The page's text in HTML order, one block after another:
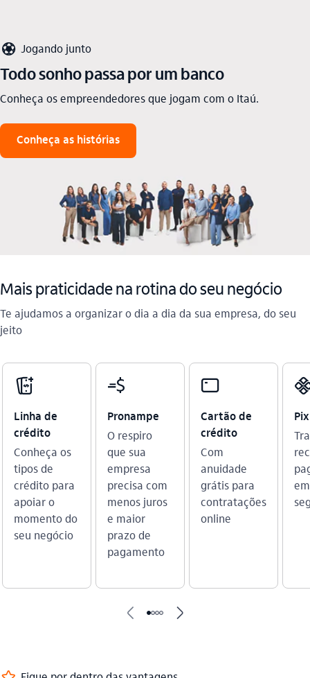
futebol_outline Jogando junto
Todo sonho passa por um banco
Conheça os empreendedores que jogam com o Itaú.
Conheça as histórias
Mais praticidade na rotina do seu negócio
Te ajudamos a organizar o dia a dia da sua empresa, do seu
jeito​
credito_consignado_outline
Linha de
crédito
Conheça os
tipos de
crédito para
apoiar o
momento do
seu negócio
cobranca
Pronampe
O respiro
que sua
empresa
precisa com
menos juros
e maior
prazo de
pagamento
cartao_outline
Cartão de
crédito
Com
anuidade
grátis para
contratações
online
Pix
seta_esquerda seta_direita